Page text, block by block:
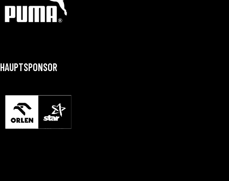
HAUPTSPONSOR